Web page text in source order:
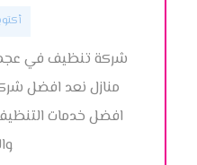
أكتوبر
منازل نعد افضل
افضل خدمات